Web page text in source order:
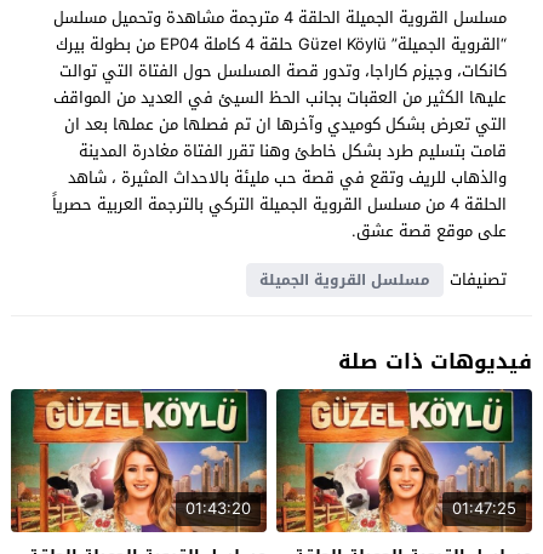
مسلسل القروية الجميلة الحلقة 4 مترجمة مشاهدة وتحميل مسلسل
“القروية الجميلة” Güzel Köylü حلقة 4 كاملة EP04 من بطولة بيرك
كانكات، وجيزم كاراجا، وتدور قصة المسلسل حول الفتاة التي توالت
عليها الكثير من العقبات بجانب الحظ السيئ في العديد من المواقف
التي تعرض بشكل كوميدي وآخرها ان تم فصلها من عملها بعد ان
قامت بتسليم طرد بشكل خاطئ وهنا تقرر الفتاة مغادرة المدينة
والذهاب للريف وتقع في قصة حب مليئة بالاحداث المثيرة ، شاهد
الحلقة 4 من مسلسل القروية الجميلة التركي بالترجمة العربية حصرياً
على موقع قصة عشق.
تصنيفات
مسلسل القروية الجميلة
فيديوهات ذات صلة
01:47:25
01:43:20